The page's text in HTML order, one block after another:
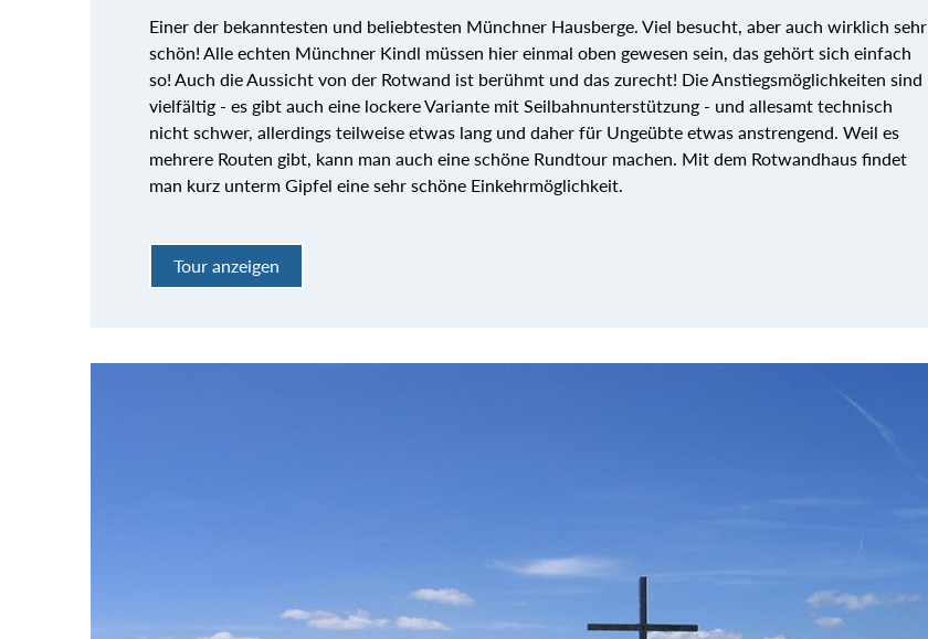
Einer der bekanntesten und beliebtesten Münchner Hausberge. Viel besucht, aber auch wirklich sehr
schön! Alle echten Münchner Kindl müssen hier einmal oben gewesen sein, das gehört sich einfach
so! Auch die Aussicht von der Rotwand ist berühmt und das zurecht! Die Anstiegsmöglichkeiten sind
vielfältig - es gibt auch eine lockere Variante mit Seilbahnunterstützung - und allesamt technisch
nicht schwer, allerdings teilweise etwas lang und daher für Ungeübte etwas anstrengend. Weil es
mehrere Routen gibt, kann man auch eine schöne Rundtour machen. Mit dem Rotwandhaus findet
man kurz unterm Gipfel eine sehr schöne Einkehrmöglichkeit.
Tour anzeigen